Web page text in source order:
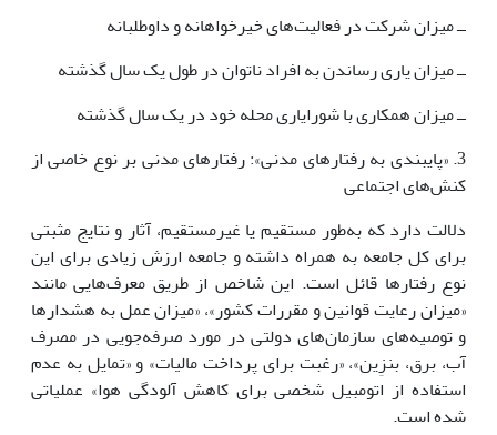
ــ میزان شرکت در فعالیت‌های خیرخواهانه و داوطلبانه
ــ میزان یاری رساندن به افراد ناتوان در طول یک سال گذشته
ــ میزان همکاری با شورایاری محله خود در یک سال گذشته
3. «پایبندی به رفتارهای مدنی»: رفتارهای مدنی بر نوع خاصی از
کنش‌های اجتماعی
دلالت دارد که به‌طور مستقیم یا غیرمستقیم، آثار و نتایج مثبتی
برای کل جامعه به همراه داشته و جامعه ارزش زیادی برای این
نوع رفتارها قائل است. این شاخص از طریق معرف‌هایی مانند
«میزان رعایت قوانین و مقررات کشور»، «میزان عمل به هشدارها
و توصیه‌های سازمان‌های دولتی در مورد صرفه‌جویی در مصرف
آب، برق، بنزِین»، «رغبت برای پرداخت مالیات» و «تمایل به عدم
استفاده از اتومبیل شخصی برای کاهش آلودگی هوا» عملیاتی
شده است.